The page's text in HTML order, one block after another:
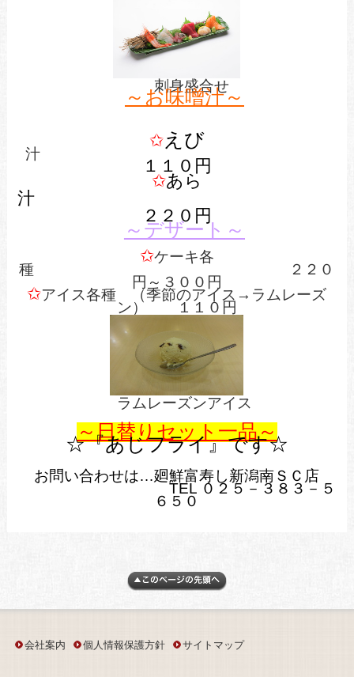
刺身盛合せ
～お味噌汁～
✩えび
汁
１１０円
✩あら
２２０円
～デザート～
✩ケーキ各
種 ２２０
円～３００円
✩アイス各種 （季節のアイス→ラムレーズ
ン） １１０円
ラムレーズンアイス
～日替りセット一品～
☆『あじフライ』です☆
お問い合わせは…廻鮮富寿し新潟南ＳＣ店
TEL ０２５－３８３－５
６５０
会社案内 個人情報保護方針 サイトマップ